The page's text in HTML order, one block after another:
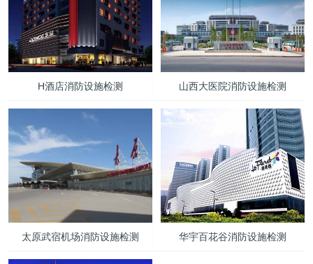
H酒店消防设施检测 山西大医院消防设施检测
太原武宿机场消防设施检测 华宇百花谷消防设施检测